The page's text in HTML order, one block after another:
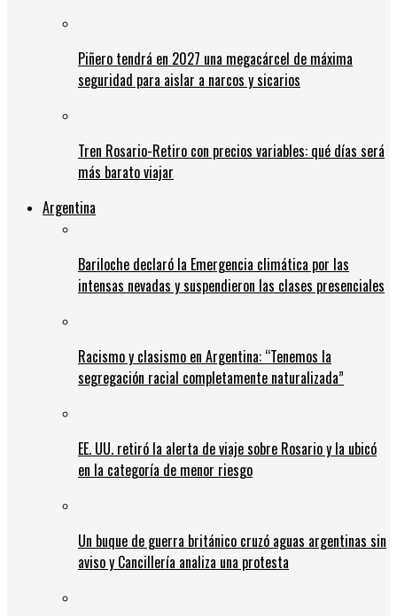
Piñero tendrá en 2027 una megacárcel de máxima
seguridad para aislar a narcos y sicarios
Tren Rosario-Retiro con precios variables: qué días será
más barato viajar
Argentina
Bariloche declaró la Emergencia climática por las
intensas nevadas y suspendieron las clases presenciales
Racismo y clasismo en Argentina: “Tenemos la
segregación racial completamente naturalizada”
EE. UU. retiró la alerta de viaje sobre Rosario y la ubicó
en la categoría de menor riesgo
Un buque de guerra británico cruzó aguas argentinas sin
aviso y Cancillería analiza una protesta